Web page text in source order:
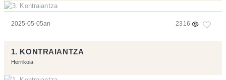
2025-05-05an 2316
1. KONTRAIANTZA
Herrikoia